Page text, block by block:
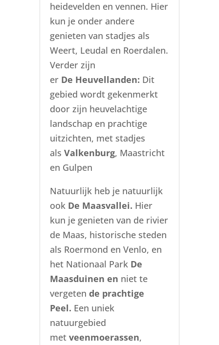
heidevelden en vennen. Hier
kun je onder andere
genieten van stadjes als
Weert, Leudal en Roerdalen.
Verder zijn
er De Heuvellanden: Dit
gebied wordt gekenmerkt
door zijn heuvelachtige
landschap en prachtige
uitzichten, met stadjes
als Valkenburg, Maastricht
en Gulpen
Natuurlijk heb je natuurlijk
ookDe Maasvallei. Hier
kun je genieten van de rivier
de Maas, historische steden
als Roermond en Venlo, en
het Nationaal Park De
Maasduinen en niet te
vergeten de prachtige
Peel. Een uniek
natuurgebied
metveenmoerassen,